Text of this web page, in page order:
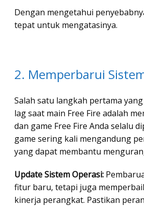
Dengan mengetahui
tepat untuk mengatasinya.
2. Memperbarui
Salah satu langkah pertama
lag saat main Free Fire adalah
dan game Free Fire Anda selalu
game sering kali mengandung
yang dapat membantu
Update Sistem Operasi:
fitur baru, tetapi juga
kinerja perangkat. Pastikan